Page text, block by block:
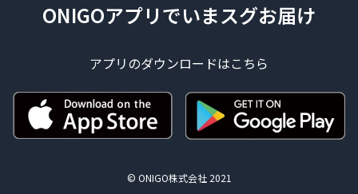
ONIGOアプリでいまスグお届け
アプリのダウンロードはこちら
© ONIGO株式会社 2021